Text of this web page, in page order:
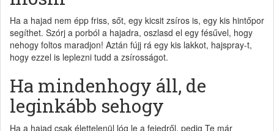
Ha a hajad nem épp friss, sőt, egy kicsit zsíros is, egy kis hintőpor
segíthet. Szórj a porból a hajadra, oszlasd el egy fésűvel, hogy
nehogy foltos maradjon! Aztán fújj rá egy kis lakkot, hajspray-t,
hogy ezzel is leplezni tudd a zsírosságot.
Ha mindenhogy áll, de
leginkább sehogy
Ha a hajad csak élettelenül lóg le a fejedről, pedig Te már